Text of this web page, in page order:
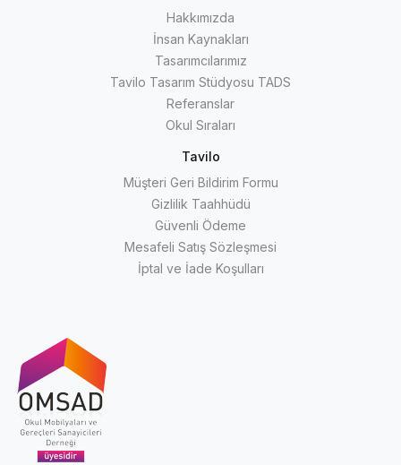
Hakkımızda
İnsan Kaynakları
Tasarımcılarımız
Tavilo Tasarım Stüdyosu TADS
Referanslar
Okul Sıraları
Tavilo
Müşteri Geri Bildirim Formu
Gizlilik Taahhüdü
Güvenli Ödeme
Mesafeli Satış Sözleşmesi
İptal ve İade Koşulları